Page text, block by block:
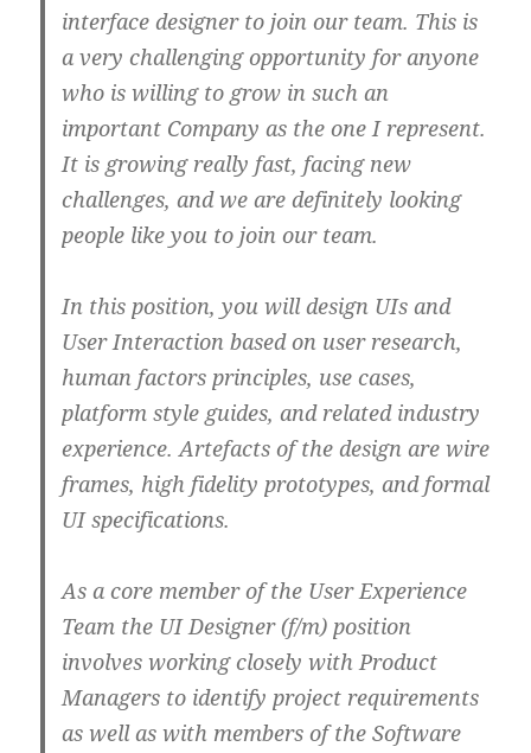
interface designer to join our team. This is
a very challenging opportunity for anyone
who is willing to grow in such an
important Company as the one I represent.
It is growing really fast, facing new
challenges, and we are definitely looking
people like you to join our team.
In this position, you will design UIs and
User Interaction based on user research,
human factors principles, use cases,
platform style guides, and related industry
experience. Artefacts of the design are wire
frames, high fidelity prototypes, and formal
UI specifications.
As a core member of the User Experience
Team the UI Designer (f/m) position
involves working closely with Product
Managers to identify project requirements
as well as with members of the Software